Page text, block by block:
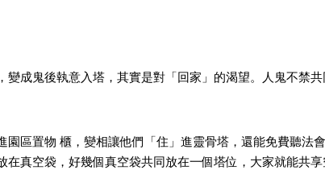
成鬼後執意入塔，其實是對「回家」的渴望。人鬼不禁
區置物 櫃，變相讓他們「住」進靈骨塔，還能免費聽法
真空袋，好幾個真空袋共同放在一個塔位，大家就能共享